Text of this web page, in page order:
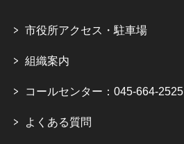
市役所アクセス・駐車場
組織案内
コールセンター：045-664-2525
よくある質問